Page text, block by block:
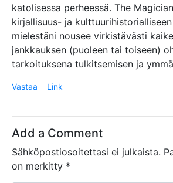
katolisessa perheessä. The
kirjallisuus- ja
mielestäni nousee virkistävästi
jankkauksen (puoleen tai toiseen)
tarkoituksena tulkitsemisen ja
Vastaa Link
Add a Comment
Sähköpostiosoitettasi ei julkaista.
on merkitty *